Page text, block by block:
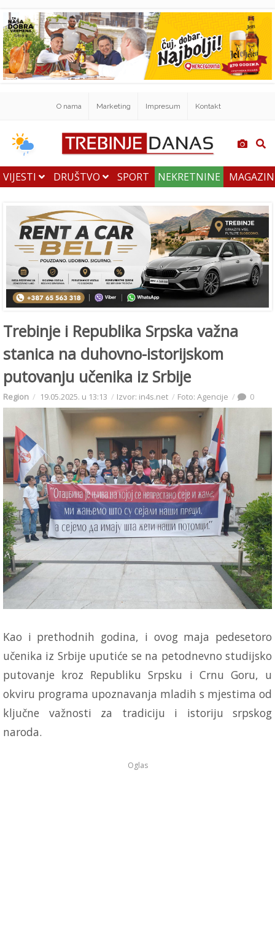
O nama Marketing Impresum Kontakt
VIJESTI DRUŠTVO SPORT NEKRETNINE
Trebinje i Republika Srpska važna
stanica na duhovno-istorijskom
putovanju učenika iz Srbije
Region 19.05.2025. u 13:13 Izvor: in4s.net Foto: Agencije 0
Kao i prethodnih godina, i ovog maja pedesetoro
učenika iz Srbije uputiće se na petodnevno studijsko
putovanje kroz Republiku Srpsku i Crnu Goru, u
okviru programa upoznavanja mladih s mjestima od
ključne važnosti za tradiciju i istoriju srpskog
naroda.
Oglas